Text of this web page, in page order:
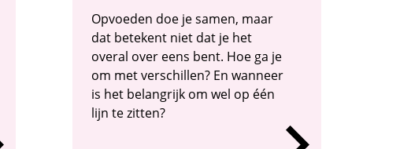
Opvoeden doe je samen, maar
dat betekent niet dat je het
overal over eens bent. Hoe ga je
om met verschillen? En wanneer
is het belangrijk om wel op één
lijn te zitten?